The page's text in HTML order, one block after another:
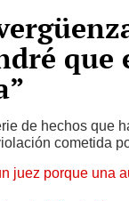
que
de hechos que
cometida
juez porque una